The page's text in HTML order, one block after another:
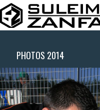
PHOTOS 2014